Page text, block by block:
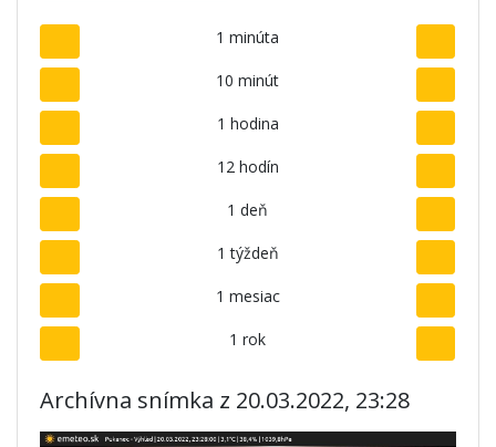
1 minúta
10 minút
1 hodina
12 hodín
1 deň
1 týždeň
1 mesiac
1 rok
Archívna snímka z 20.03.2022, 23:28